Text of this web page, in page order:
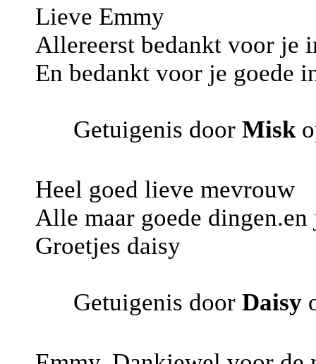
Lieve Emmy
Allereerst bedankt voor je
En bedankt voor je goede
Getuigenis door Misk
Heel goed lieve mevrouw
Alle maar goede
Groetjes daisy
Getuigenis door Daisy